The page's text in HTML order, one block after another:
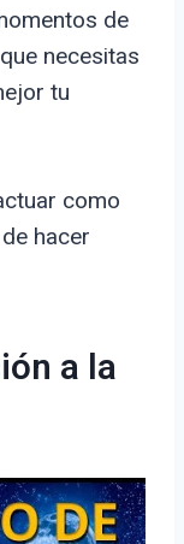
de
necesitas
tu
como
hacer
a la